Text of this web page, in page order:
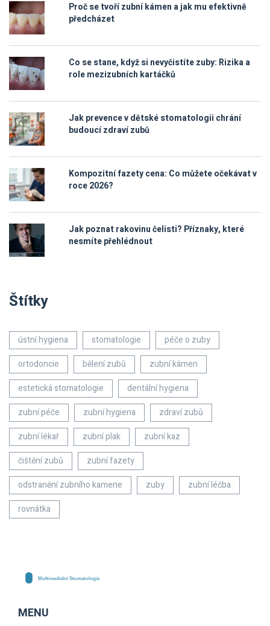
Proč se tvoří zubní kámen a jak mu efektivně
předcházet
Co se stane, když si nevyčistíte zuby: Rizika a
role mezizubních kartáčků
Jak prevence v dětské stomatologii chrání
budoucí zdraví zubů
Kompozitní fazety cena: Co můžete očekávat v
roce 2026?
Jak poznat rakovinu čelisti? Příznaky, které
nesmíte přehlédnout
Štítky
ústní hygiena stomatologie
péče o zuby
ortodoncie
bělení zubů
zubní kámen
estetická stomatologie
dentální hygiena
zubní péče
zubní hygiena
zdraví zubů
zubní lékař
zubní plak
zubní kaz
čištění zubů
zubní fazety
odstranění zubního kamene
zuby
zubní léčba
rovnátka
MENU